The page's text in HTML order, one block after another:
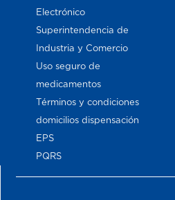
Electrónico
Superintendencia de
Industria y Comercio
Uso seguro de
medicamentos
Términos y condiciones
domicilios dispensación
EPS
PQRS